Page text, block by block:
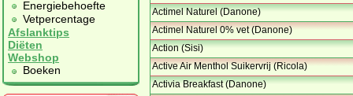
Energiebehoefte
Vetpercentage
Afslanktips
Diëten
Webshop
Boeken
Actimel Naturel (Danone)
Actimel Naturel 0% vet (Danone)
Action (Sisi)
Active Air Menthol Suikervrij (Ricola)
Activia Breakfast (Danone)